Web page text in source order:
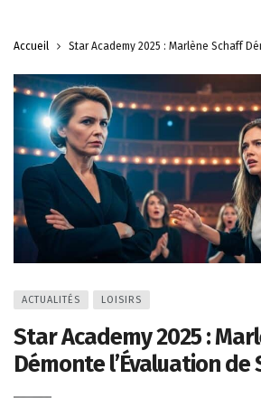
Accueil Star Academy 2025 : Marlène Schaff
ACTUALITÉS LOISIRS
Star Academy 2025 :
Démonte l’Évaluation de